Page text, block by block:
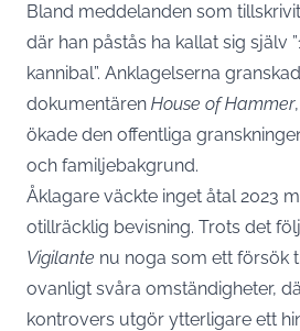
Bland meddelanden som
där han påstås ha kallat sig själv
kannibal”. Anklagelserna
dokumentären House of Hammer
ökade den offentliga
och familjebakgrund.
Åklagare väckte inget åtal 2023
otillräcklig bevisning. Trots det
Vigilante nu noga som ett försök
ovanligt svåra omständigheter,
kontrovers utgör ytterligare ett